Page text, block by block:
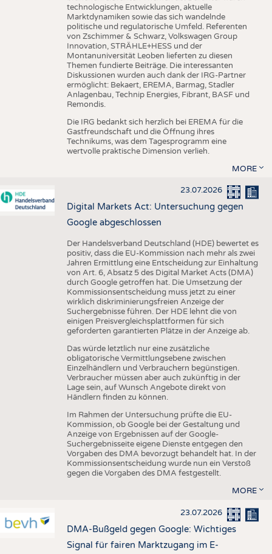
technologische Entwicklungen, aktuelle
Marktdynamiken sowie das sich wandelnde
politische und regulatorische Umfeld. Referenten
von Zschimmer & Schwarz, Volkswagen Group
Innovation, STRÄHLE+HESS und der
Montanuniversität Leoben lieferten zu diesen
Themen fundierte Beiträge. Die interessanten
Diskussionen wurden auch dank der IRG-Partner
ermöglicht: Bekaert, EREMA, Barmag, Stadler
Anlagenbau, Technip Energies, Fibrant, BASF und
Remondis.
Die IRG bedankt sich herzlich bei EREMA für die
Gastfreundschaft und die Öffnung ihres
Technikums, was dem Tagesprogramm eine
wertvolle praktische Dimension verlieh.
MORE
23.07.2026
Digital Markets Act: Untersuchung gegen
Google abgeschlossen
Der Handelsverband Deutschland (HDE) bewertet es
positiv, dass die EU-Kommission nach mehr als zwei
Jahren Ermittlung eine Entscheidung zur Einhaltung
von Art. 6, Absatz 5 des Digital Market Acts (DMA)
durch Google getroffen hat. Die Umsetzung der
Kommissionsentscheidung muss jetzt zu einer
wirklich diskriminierungsfreien Anzeige der
Suchergebnisse führen. Der HDE lehnt die von
einigen Preisvergleichsplattformen für sich
geforderten garantierten Plätze in der Anzeige ab.
Das würde letztlich nur eine zusätzliche
obligatorische Vermittlungsebene zwischen
Einzelhändlern und Verbrauchern begünstigen.
Verbraucher müssen aber auch zukünftig in der
Lage sein, auf Wunsch Angebote direkt von
Händlern finden zu können.
Im Rahmen der Untersuchung prüfte die EU-
Kommission, ob Google bei der Gestaltung und
Anzeige von Ergebnissen auf der Google-
Suchergebnisseite eigene Dienste entgegen den
Vorgaben des DMA bevorzugt behandelt hat. In der
Kommissionsentscheidung wurde nun ein Verstoß
gegen die Vorgaben des DMA festgestellt.
MORE
23.07.2026
DMA-Bußgeld gegen Google: Wichtiges
Signal für fairen Marktzugang im E-